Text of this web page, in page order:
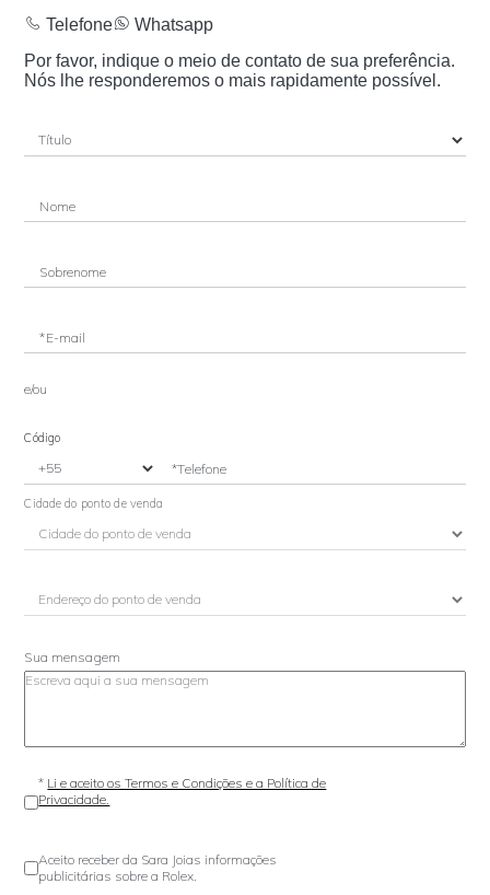
Telefone
Whatsapp
Por favor, indique o meio de contato de sua preferência.
Nós lhe responderemos o mais rapidamente possível.
Nome
Sobrenome
*E-mail
e/ou
Código
*Telefone
Cidade do ponto de venda
Sua mensagem
* Li e aceito os Termos e Condições e a Política de
Privacidade.
Aceito receber da Sara Joias informações
publicitárias sobre a Rolex.